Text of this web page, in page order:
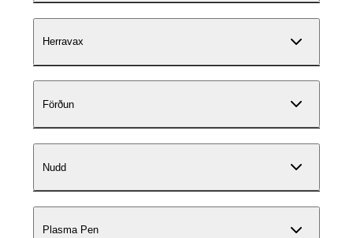
Herravax
Förðun
Nudd
Plasma Pen